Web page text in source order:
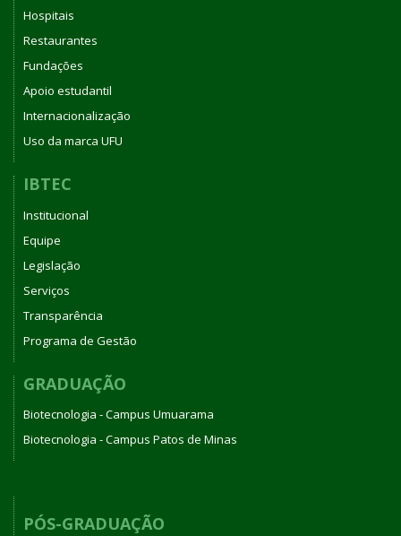
Hospitais
Restaurantes
Fundações
Apoio estudantil
Internacionalização
Uso da marca UFU
IBTEC
Institucional
Equipe
Legislação
Serviços
Transparência
Programa de Gestão
GRADUAÇÃO
Biotecnologia - Campus Umuarama
Biotecnologia - Campus Patos de Minas
PÓS-GRADUAÇÃO